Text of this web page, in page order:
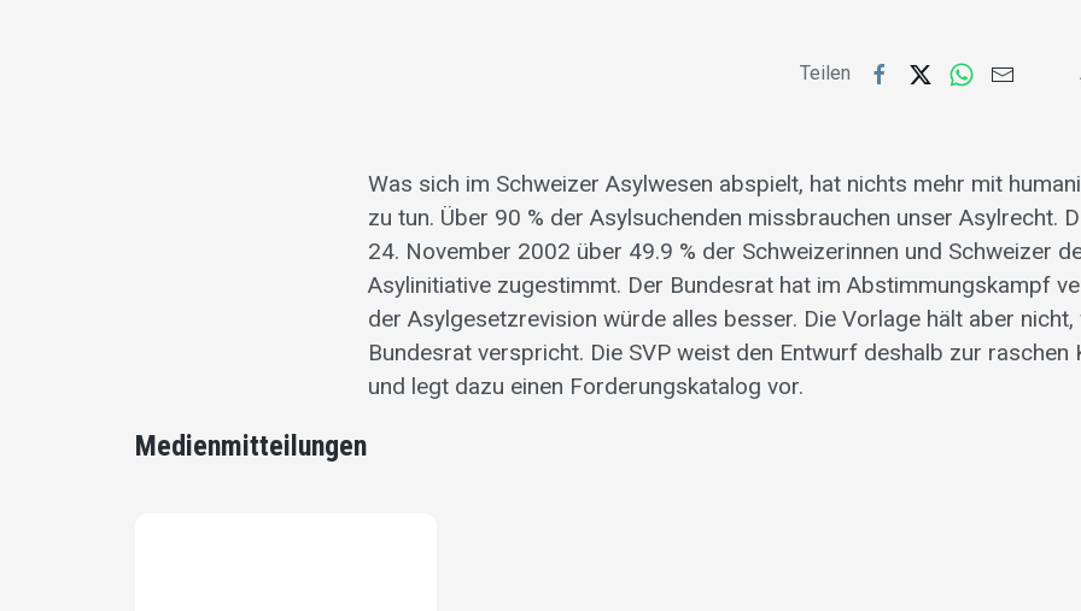
Teilen
Was sich im Schweizer Asylwesen abspielt, hat nichts mehr mit
zu tun. Über 90 % der Asylsuchenden missbrauchen unser Asylrecht.
24. November 2002 über 49.9 % der Schweizerinnen und Schweizer
Asylinitiative zugestimmt. Der Bundesrat hat im Abstimmungskampf
der Asylgesetzrevision würde alles besser. Die Vorlage hält aber
Bundesrat verspricht. Die SVP weist den Entwurf deshalb zur raschen
und legt dazu einen Forderungskatalog vor.
Medienmitteilungen